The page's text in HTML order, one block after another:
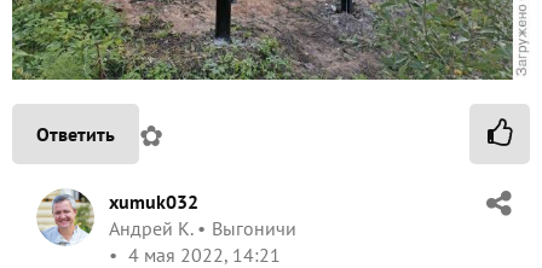
Ответить ✿
xumuk032
Андрей К.
Выгоничи
4 мая 2022, 14:21